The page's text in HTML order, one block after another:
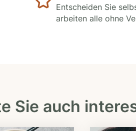
Entscheiden Sie
arbeiten alle ohne
Sie auch